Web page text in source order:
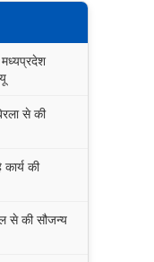
मध्यप्रदेश
से की
की
से की सौजन्य